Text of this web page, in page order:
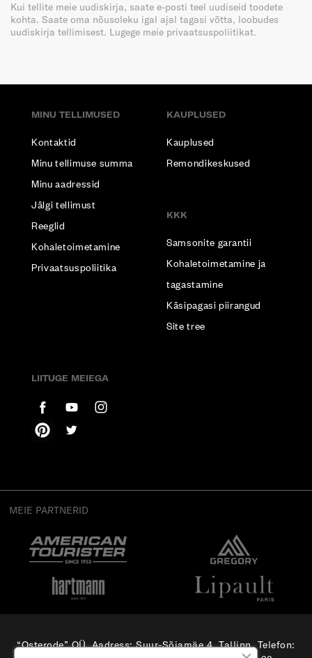
Kui tellite meie uudiskirja, saate e-posti teel uudiseid toodete
kohta. Saate oma nõusoleku igal ajal tagasi võtta, loobudes
uudiskirja tellimisest. Lugege meie privaatsuspoliitikat.
MINU TELLIMUSED
Kontaktid
Minu tellimuse summa
Minu aadressid
Jälgi tellimust
Reeglid
Kohaletoimetamine
Privaatsuspoliitika
KAUPLUSED
Kauplused
Remondikeskused
KKK
Samsonite garantii
Kohaletoimetamine ja
tagastamine
Käsipagasi piirangud
Site tree
LIITUGE MEIEGA
MEIE PARTNERID
“Osterode” OÜ, Aadress: Suur-Sõjamäe 4, Tallinn, Telefon: